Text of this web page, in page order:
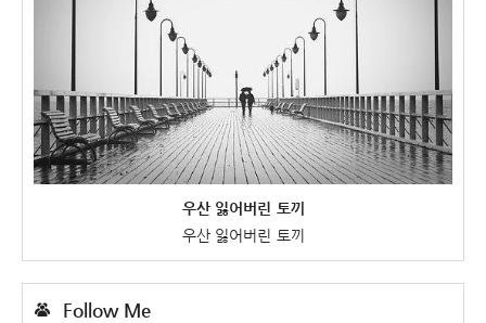
우산 잃어버린 토끼
우산 잃어버린 토끼
Follow Me